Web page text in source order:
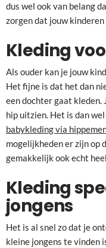
dus wel ook van belang
zorgen dat jouw
Kleding
Als ouder kan je jouw
Het fijne is dat het dan
een dochter gaat kleden.
hip uitzien. Het is dan
babykleding via
mogelijkheden er zijn op
gemakkelijk ook echt
Kleding
jongens
Het is al snel zo dat je
kleine jongens te vinden